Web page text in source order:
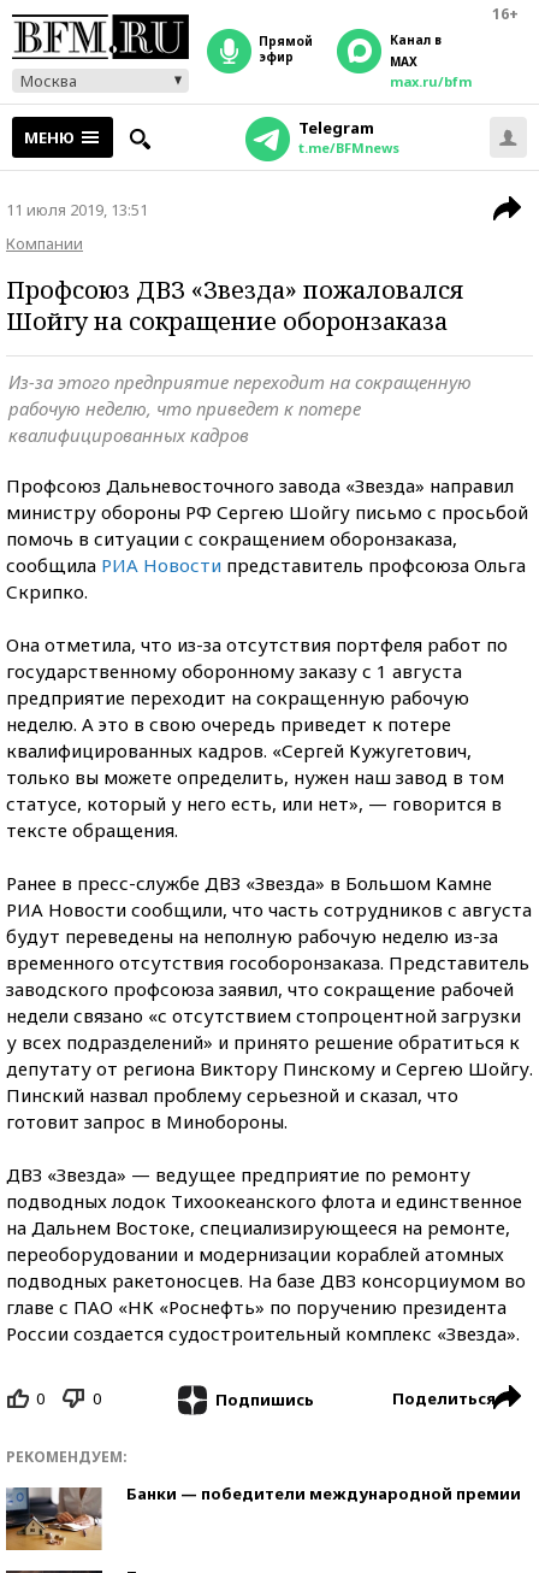
16+
Москва
прямой
эфир
Канал в
MAX
max.ru/bfm
МЕНЮ Telegram
t.me/BFMnews
11 июля 2019, 13:51
Компании
Профсоюз ДВЗ «Звезда» пожаловался
Шойгу на сокращение оборонзаказа
Из-за этого предприятие переходит на сокращенную
рабочую неделю, что приведет к потере
квалифицированных кадров
Профсоюз Дальневосточного завода «Звезда» направил
министру обороны РФ Сергею Шойгу письмо с просьбой
помочь в ситуации с сокращением оборонзаказа,
сообщила РИА Новости представитель профсоюза Ольга
Скрипко.
Она отметила, что из-за отсутствия портфеля работ по
государственному оборонному заказу с 1 августа
предприятие переходит на сокращенную рабочую
неделю. А это в свою очередь приведет к потере
квалифицированных кадров. «Сергей Кужугетович,
только вы можете определить, нужен наш завод в том
статусе, который у него есть, или нет», — говорится в
тексте обращения.
Ранее в пресс-службе ДВЗ «Звезда» в Большом Камне
РИА Новости сообщили, что часть сотрудников с августа
будут переведены на неполную рабочую неделю из-за
временного отсутствия гособоронзаказа. Представитель
заводского профсоюза заявил, что сокращение рабочей
недели связано «с отсутствием стопроцентной загрузки
у всех подразделений» и принято решение обратиться к
депутату от региона Виктору Пинскому и Сергею Шойгу.
Пинский назвал проблему серьезной и сказал, что
готовит запрос в Минобороны.
ДВЗ «Звезда» — ведущее предприятие по ремонту
подводных лодок Тихоокеанского флота и единственное
на Дальнем Востоке, специализирующееся на ремонте,
переоборудовании и модернизации кораблей атомных
подводных ракетоносцев. На базе ДВЗ консорциумом во
главе с ПАО «НК «Роснефть» по поручению президента
России создается судостроительный комплекс «Звезда».
0 0 Подпишись Поделиться
РЕКОМЕНДУЕМ:
Банки — победители международной премии